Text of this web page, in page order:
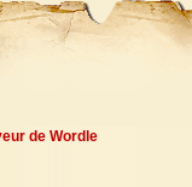
de Wordle